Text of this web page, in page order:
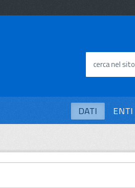
cerca nel sito
DATI ENTI